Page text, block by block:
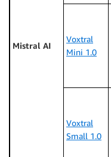
Mistral AI
Voxtral
Mini 1.0
Voxtral
Small 1.0